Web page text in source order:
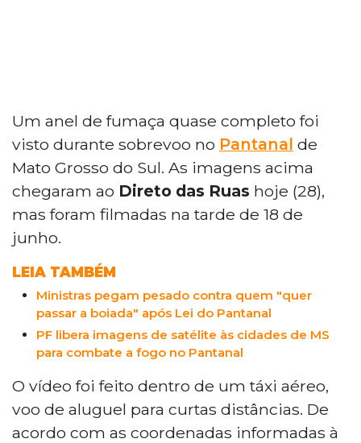
Um anel de fumaça quase completo foi
visto durante sobrevoo no Pantanal de
Mato Grosso do Sul. As imagens acima
chegaram ao Direto das Ruas hoje (28),
mas foram filmadas na tarde de 18 de
junho.
LEIA TAMBÉM
Ministras pegam pesado contra quem "quer
passar a boiada" após Lei do Pantanal
PF libera imagens de satélite às cidades de MS
para combate a fogo no Pantanal
O vídeo foi feito dentro de um táxi aéreo,
voo de aluguel para curtas distâncias. De
acordo com as coordenadas informadas à